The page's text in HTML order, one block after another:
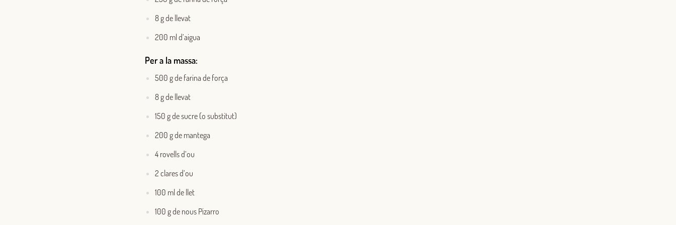
8 g de llevat
200 ml d’aigua
Per a la massa:
500 g de farina de força
8 g de llevat
150 g de sucre (o substitut)
200 g de mantega
4 rovells d’ou
2 clares d’ou
100 ml de llet
100 g de nous Pizarro